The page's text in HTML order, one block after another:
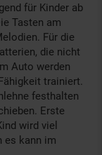
für Kinder ab
Tasten am
Für die
die nicht
Auto werden
trainiert.
festhalten
Erste
wird viel
es kann im